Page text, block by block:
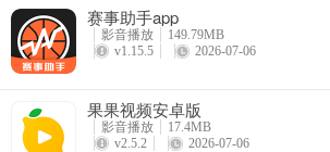
赛事助手app
影音播放
149.79MB
v1.15.5
2026-07-06
果果视频安卓版
影音播放
17.4MB
v2.5.2
2026-07-06